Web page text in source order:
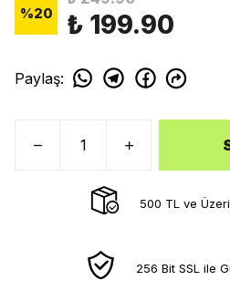
%20 ₺ 199.90
Paylaş:
500 TL ve
256 Bit SSL ile